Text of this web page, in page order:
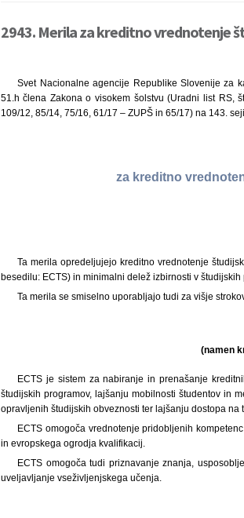
2943. Merila za kreditno vrednotenje
Svet Nacionalne agencije Republike Slovenije za
51.h člena Zakona o visokem šolstvu (Uradni list RS,
109/12, 85/14, 75/16, 61/17 – ZUPŠ in 65/17) na 143.
za kreditno
Ta merila opredeljujejo kreditno vrednotenje
besedilu: ECTS) in minimalni delež izbirnosti v študijskih
Ta merila se smiselno uporabljajo tudi za višje
(namen
ECTS je sistem za nabiranje in prenašanje
študijskih programov, lajšanju mobilnosti študentov in
opravljenih študijskih obveznosti ter lajšanju dostopa na
ECTS omogoča vrednotenje pridobljenih
in evropskega ogrodja kvalifikacij.
ECTS omogoča tudi priznavanje znanja,
uveljavljanje vseživljenjskega učenja.